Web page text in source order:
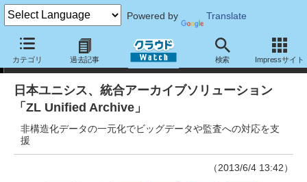
Powered by Translate
カテゴリ 過去記事 検索 Impressサイト
ニュース
日本ユニシス、統合アーカイブソリューション
「ZL Unified Archive」
非構造化データの一元化でビッグデータや監査への対応を支
援
（2013/6/4 13:42）